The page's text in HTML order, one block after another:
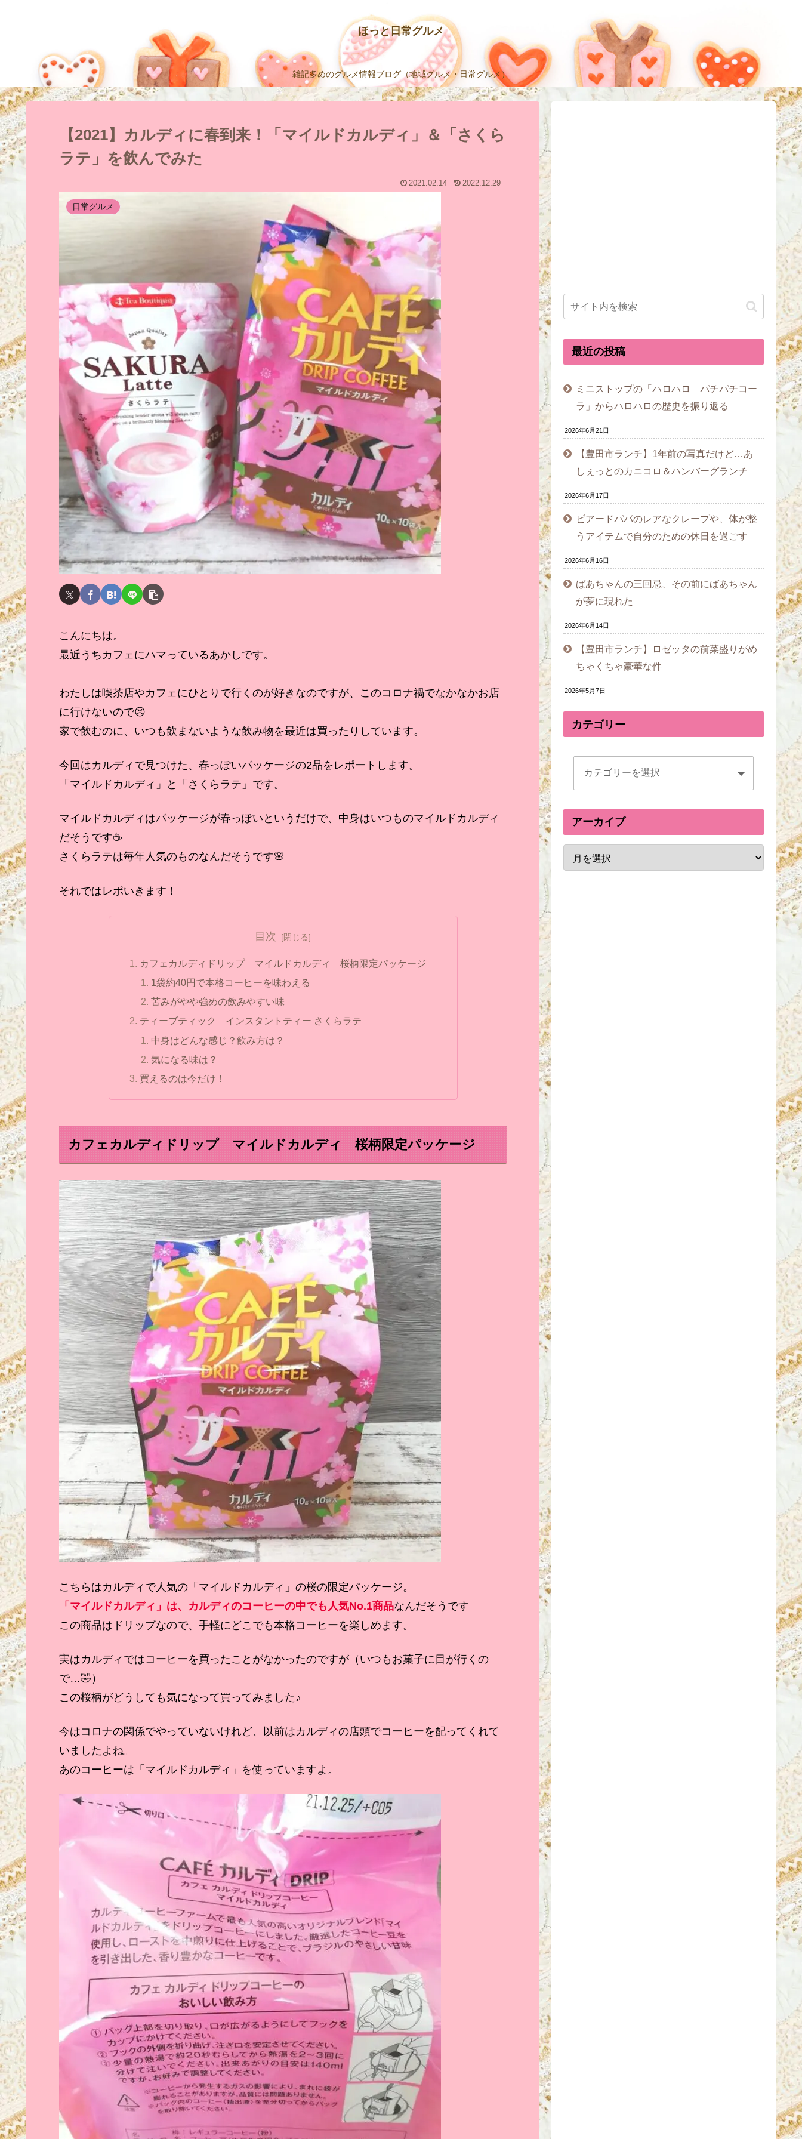
ほっと日常グルメ
雑記多めのグルメ情報ブログ（地域グルメ・日常グルメ）
【2021】カルディに春到来！「マイルドカルディ」＆「さくら
ラテ」を飲んでみた
2021.02.14 2022.12.29
日常グルメ
こんにちは。
最近うちカフェにハマっているあかしです。
わたしは喫茶店やカフェにひとりで行くのが好きなのですが、このコロナ禍でなかなかお店
に行けないので😣
家で飲むのに、いつも飲まないような飲み物を最近は買ったりしています。
今回はカルディで見つけた、春っぽいパッケージの2品をレポートします。
「マイルドカルディ」と「さくらラテ」です。
マイルドカルディはパッケージが春っぽいというだけで、中身はいつものマイルドカルディ
だそうです☕
さくらラテは毎年人気のものなんだそうです🌸
それではレポいきます！
目次
カフェカルディドリップ マイルドカルディ 桜柄限定パッケージ
1袋約40円で本格コーヒーを味わえる
苦みがやや強めの飲みやすい味
ティーブティック インスタントティー さくらラテ
中身はどんな感じ？飲み方は？
気になる味は？
買えるのは今だけ！
カフェカルディドリップ マイルドカルディ 桜柄限定パッケージ
こちらはカルディで人気の「マイルドカルディ」の桜の限定パッケージ。
「マイルドカルディ」は、カルディのコーヒーの中でも人気No.1商品なんだそうです
この商品はドリップなので、手軽にどこでも本格コーヒーを楽しめます。
実はカルディではコーヒーを買ったことがなかったのですが（いつもお菓子に目が行くの
で…🤣）
この桜柄がどうしても気になって買ってみました♪
今はコロナの関係でやっていないけれど、以前はカルディの店頭でコーヒーを配ってくれて
いましたよね。
あのコーヒーは「マイルドカルディ」を使っていますよ。
最近の投稿
ミニストップの「ハロハロ パチパチコー
ラ」からハロハロの歴史を振り返る
2026年6月21日
【豊田市ランチ】1年前の写真だけど…あ
しぇっとのカニコロ＆ハンバーグランチ
2026年6月17日
ビアードパパのレアなクレープや、体が整
うアイテムで自分のための休日を過ごす
2026年6月16日
ばあちゃんの三回忌、その前にばあちゃん
が夢に現れた
2026年6月14日
【豊田市ランチ】ロゼッタの前菜盛りがめ
ちゃくちゃ豪華な件
2026年5月7日
カテゴリー
アーカイブ